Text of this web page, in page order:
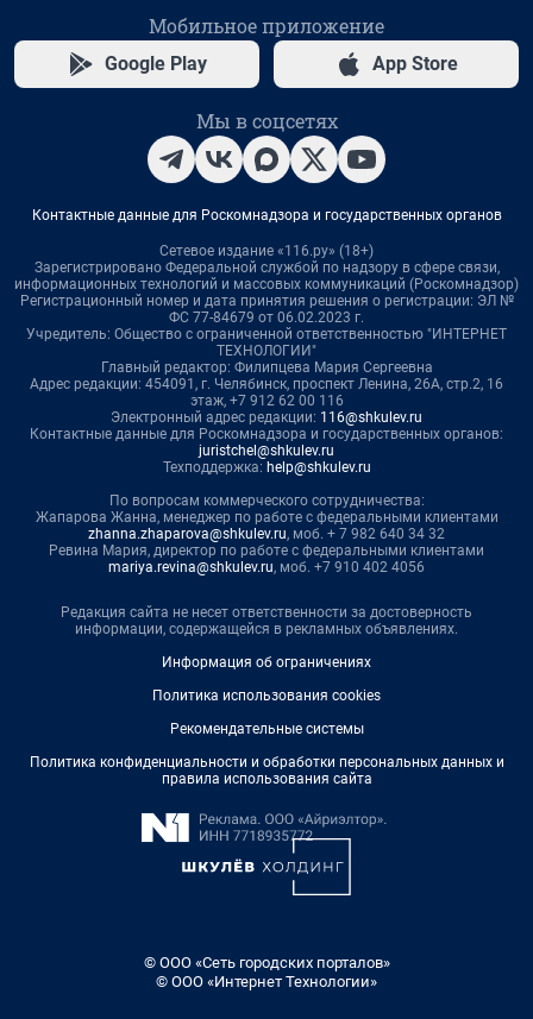
Мобильное приложение
Google Play App Store
Мы в соцсетях
Контактные данные для Роскомнадзора и государственных органов
Сетевое издание «116.ру» (18+)
Зарегистрировано Федеральной службой по надзору в сфере связи,
информационных технологий и массовых коммуникаций (Роскомнадзор)
Регистрационный номер и дата принятия решения о регистрации: ЭЛ №
ФС 77-84679 от 06.02.2023 г.
Учредитель: Общество с ограниченной ответственностью "ИНТЕРНЕТ
ТЕХНОЛОГИИ"
Главный редактор: Филипцева Мария Сергеевна
Адрес редакции: 454091, г. Челябинск, проспект Ленина, 26А, стр.2, 16
этаж, +7 912 62 00 116
Электронный адрес редакции: 116@shkulev.ru
Контактные данные для Роскомнадзора и государственных органов:
juristchel@shkulev.ru
Техподдержка: help@shkulev.ru
По вопросам коммерческого сотрудничества:
Жапарова Жанна, менеджер по работе с федеральными клиентами
zhanna.zhaparova@shkulev.ru, моб. + 7 982 640 34 32
Ревина Мария, директор по работе с федеральными клиентами
mariya.revina@shkulev.ru, моб. +7 910 402 4056
Редакция сайта не несет ответственности за достоверность
информации, содержащейся в рекламных объявлениях.
Информация об ограничениях
Политика использования cookies
Рекомендательные системы
Политика конфиденциальности и обработки персональных данных и
правила использования сайта
© ООО «Сеть городских порталов»
© ООО «Интернет Технологии»